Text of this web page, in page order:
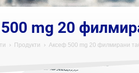
mg 20
Продукти Аксеф 500 mg 20 филмирани